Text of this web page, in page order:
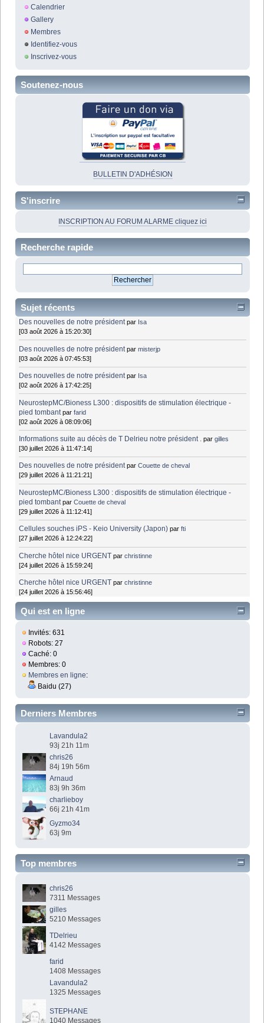
Calendrier
Gallery
Membres
Identifiez-vous
Inscrivez-vous
Soutenez-nous
BULLETIN D'ADHÉSION
S'inscrire
INSCRIPTION AU FORUM ALARME cliquez ici
Recherche rapide
Sujet récents
Des nouvelles de notre président par Isa
[03 août 2026 à 15:20:30]
Des nouvelles de notre président parmisterjp
[03 août 2026 à 07:45:53]
Des nouvelles de notre président par Isa
[02 août 2026 à 17:42:25]
NeurostepMC/Bioness L300 : dispositifs de stimulation électrique -
pied tombant parfarid
[02 août 2026 à 08:09:06]
Informations suite au décès de T Delrieu notre président . pargilles
[30 juillet 2026 à 11:47:14]
Des nouvelles de notre président parCouette de cheval
[29 juillet 2026 à 11:21:21]
NeurostepMC/Bioness L300 : dispositifs de stimulation électrique -
pied tombant parCouette de cheval
[29 juillet 2026 à 11:12:41]
Cellules souches iPS - Keio University (Japon) parfti
[27 juillet 2026 à 12:24:22]
Cherche hôtel nice URGENT parchristinne
[24 juillet 2026 à 15:59:24]
Cherche hôtel nice URGENT parchristinne
[24 juillet 2026 à 15:56:46]
Qui est en ligne
Invités: 631
Robots: 27
Caché: 0
Membres: 0
Membres en ligne:
Baidu (27)
Derniers Membres
Lavandula2
93j 21h 11m
chris26
84j 19h 56m
Arnaud
83j 9h 36m
charlieboy
66j 21h 41m
Gyzmo34
63j 9m
Top membres
chris26
7311 Messages
gilles
5210 Messages
TDelrieu
4142 Messages
farid
1408 Messages
Lavandula2
1325 Messages
STEPHANE
1040 Messages